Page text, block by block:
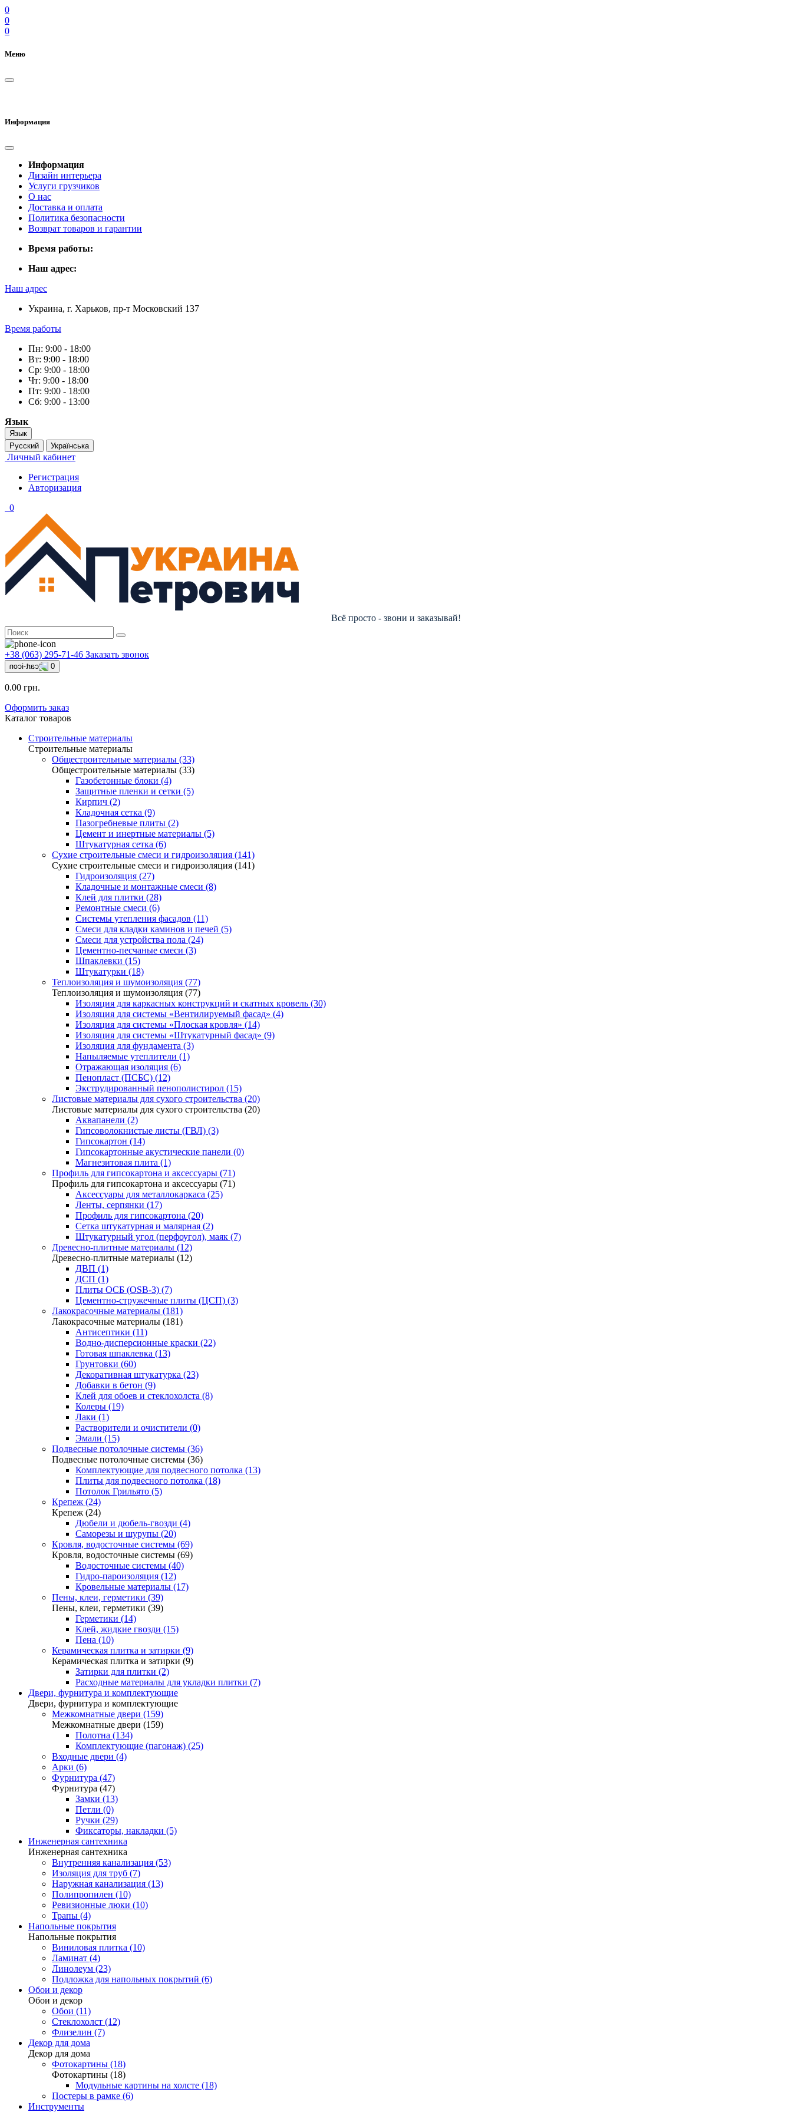
0
0
0
Меню
Информация
Информация
Дизайн интерьера
Услуги грузчиков
О нас
Доставка и оплата
Политика безопасности
Возврат товаров и гарантии
Время работы:
Наш адрес:
Наш адрес
Украина, г. Харьков, пр-т Московский 137
Время работы
Пн: 9:00 - 18:00
Вт: 9:00 - 18:00
Ср: 9:00 - 18:00
Чт: 9:00 - 18:00
Пт: 9:00 - 18:00
Сб: 9:00 - 13:00
Язык
Язык
Русский
Українська
Личный кабинет
Регистрация
Авторизация
0
Всё просто - звони и заказывай!
+38 (063) 295-71-46 Заказать звонок
0
0.00 грн.
Оформить заказ
Каталог товаров
Строительные материалы
Строительные материалы
Общестроительные материалы (33)
Общестроительные материалы (33)
Газобетонные блоки (4)
Защитные пленки и сетки (5)
Кирпич (2)
Кладочная сетка (9)
Пазогребневые плиты (2)
Цемент и инертные материалы (5)
Штукатурная сетка (6)
Сухие строительные смеси и гидроизоляция (141)
Сухие строительные смеси и гидроизоляция (141)
Гидроизоляция (27)
Кладочные и монтажные смеси (8)
Клей для плитки (28)
Ремонтные смеси (6)
Системы утепления фасадов (11)
Смеси для кладки каминов и печей (5)
Смеси для устройства пола (24)
Цементно-песчаные смеси (3)
Шпаклевки (15)
Штукатурки (18)
Теплоизоляция и шумоизоляция (77)
Теплоизоляция и шумоизоляция (77)
Изоляция для каркасных конструкций и скатных кровель (30)
Изоляция для системы «Вентилируемый фасад» (4)
Изоляция для системы «Плоская кровля» (14)
Изоляция для системы «Штукатурный фасад» (9)
Изоляция для фундамента (3)
Напыляемые утеплители (1)
Отражающая изоляция (6)
Пенопласт (ПСБС) (12)
Экструдированный пенополистирол (15)
Листовые материалы для сухого строительства (20)
Листовые материалы для сухого строительства (20)
Аквапанели (2)
Гипсоволокнистые листы (ГВЛ) (3)
Гипсокартон (14)
Гипсокартонные акустические панели (0)
Магнезитовая плита (1)
Профиль для гипсокартона и аксессуары (71)
Профиль для гипсокартона и аксессуары (71)
Аксессуары для металлокаркаса (25)
Ленты, серпянки (17)
Профиль для гипсокартона (20)
Сетка штукатурная и малярная (2)
Штукатурный угол (перфоугол), маяк (7)
Древесно-плитные материалы (12)
Древесно-плитные материалы (12)
ДВП (1)
ДСП (1)
Плиты ОСБ (OSB-3) (7)
Цементно-стружечные плиты (ЦСП) (3)
Лакокрасочные материалы (181)
Лакокрасочные материалы (181)
Антисептики (11)
Водно-дисперсионные краски (22)
Готовая шпаклевка (13)
Грунтовки (60)
Декоративная штукатурка (23)
Добавки в бетон (9)
Клей для обоев и стеклохолста (8)
Колеры (19)
Лаки (1)
Растворители и очистители (0)
Эмали (15)
Подвесные потолочные системы (36)
Подвесные потолочные системы (36)
Комплектующие для подвесного потолка (13)
Плиты для подвесного потолка (18)
Потолок Грильято (5)
Крепеж (24)
Крепеж (24)
Дюбели и дюбель-гвозди (4)
Саморезы и шурупы (20)
Кровля, водосточные системы (69)
Кровля, водосточные системы (69)
Водосточные системы (40)
Гидро-пароизоляция (12)
Кровельные материалы (17)
Пены, клеи, герметики (39)
Пены, клеи, герметики (39)
Герметики (14)
Клей, жидкие гвозди (15)
Пена (10)
Керамическая плитка и затирки (9)
Керамическая плитка и затирки (9)
Затирки для плитки (2)
Расходные материалы для укладки плитки (7)
Двери, фурнитура и комплектующие
Двери, фурнитура и комплектующие
Межкомнатные двери (159)
Межкомнатные двери (159)
Полотна (134)
Комплектующие (пагонаж) (25)
Входные двери (4)
Арки (6)
Фурнитура (47)
Фурнитура (47)
Замки (13)
Петли (0)
Ручки (29)
Фиксаторы, накладки (5)
Инженерная сантехника
Инженерная сантехника
Внутренняя канализация (53)
Изоляция для труб (7)
Наружная канализация (13)
Полипропилен (10)
Ревизионные люки (10)
Трапы (4)
Напольные покрытия
Напольные покрытия
Виниловая плитка (10)
Ламинат (4)
Линолеум (23)
Подложка для напольных покрытий (6)
Обои и декор
Обои и декор
Обои (11)
Стеклохолст (12)
Флизелин (7)
Декор для дома
Декор для дома
Фотокартины (18)
Фотокартины (18)
Модульные картины на холсте (18)
Постеры в рамке (6)
Инструменты